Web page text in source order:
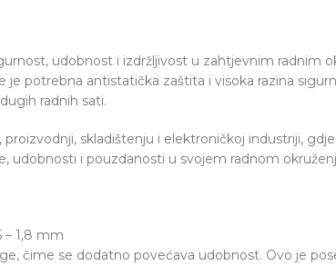
udobnost i izdržljivost u zahtjevnim radnim
potrebna antistatička zaštita i visoka razina
radnih sati.
skladištenju i elektroničkoj industriji,
udobnosti i pouzdanosti u svojem radnom
– 1,8 mm
čime se dodatno povećava udobnost. Ovo je